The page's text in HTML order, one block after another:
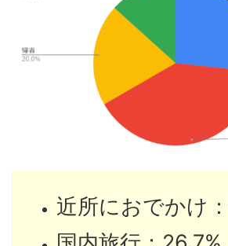
近所におでかけ